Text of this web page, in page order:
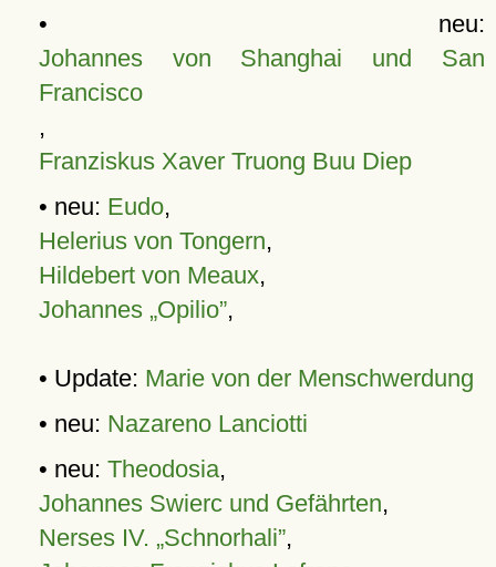
• neu:
Johannes von Shanghai und San
Francisco
,
Franziskus Xaver Truong Buu Diep
• neu: Eudo,
Helerius von Tongern,
Hildebert von Meaux,
Johannes „Opilio”,
• Update: Marie von der Menschwerdung
• neu: Nazareno Lanciotti
• neu: Theodosia,
Johannes Swierc und Gefährten,
Nerses IV. „Schnorhali”,